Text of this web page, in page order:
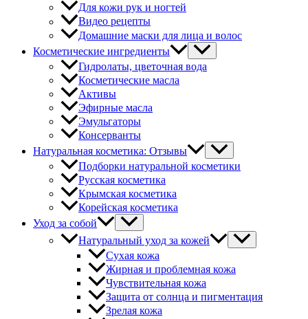
Для кожи рук и ногтей
Видео рецепты
Домашние маски для лица и волос
Косметические ингредиенты
Гидролаты, цветочная вода
Косметические масла
Активы
Эфирные масла
Эмульгаторы
Консерванты
Натуральная косметика: Отзывы
Подборки натуральной косметики
Русская косметика
Крымская косметика
Корейская косметика
Уход за собой
Натуральный уход за кожей
Сухая кожа
Жирная и проблемная кожа
Чувствительная кожа
Защита от солнца и пигментация
Зрелая кожа